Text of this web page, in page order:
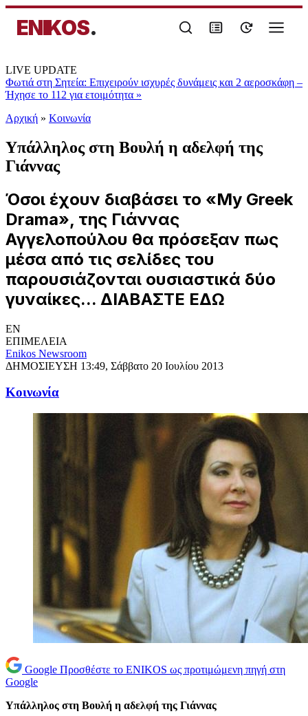
ENIKOS.
LIVE UPDATE
Φωτιά στη Σητεία: Επιχειρούν ισχυρές δυνάμεις και 2 αεροσκάφη –
Ήχησε το 112 για ετοιμότητα »
Αρχική » Κοινωνία
Υπάλληλος στη Βουλή η αδελφή της
Γιάννας
Όσοι έχουν διαβάσει το «My Greek
Drama», της Γιάννας
Αγγελοπούλου θα πρόσεξαν πως
μέσα από τις σελίδες του
παρουσιάζονται ουσιαστικά δύο
γυναίκες... ΔΙΑΒΑΣΤΕ ΕΔΩ
EN
ΕΠΙΜΕΛΕΙΑ
Enikos Newsroom
ΔΗΜΟΣΙΕΥΣΗ 13:49, Σάββατο 20 Ιουλίου 2013
Κοινωνία
Google Προσθέστε το ENIKOS ως προτιμώμενη πηγή στη
Google
Υπάλληλος στη Βουλή η αδελφή της Γιάννας